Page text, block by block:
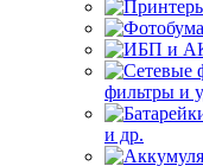
фильтры и
и др.